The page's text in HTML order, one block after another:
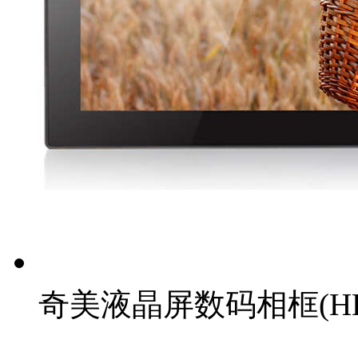
奇美液晶屏数码相框